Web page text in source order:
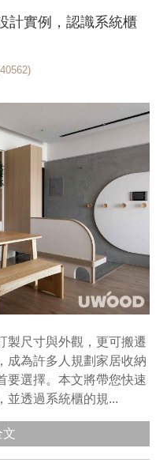
計實例，認識系統櫃
製尺寸與外觀，更可搬遷
成為許多人規劃家居收納
要選擇。本文將帶您快速
並透過系統櫃的規...
文